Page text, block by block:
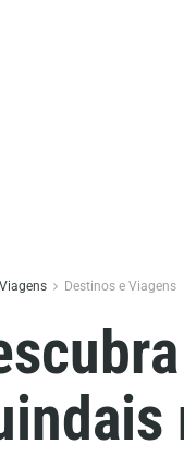
Viagens Destinos e Viagens